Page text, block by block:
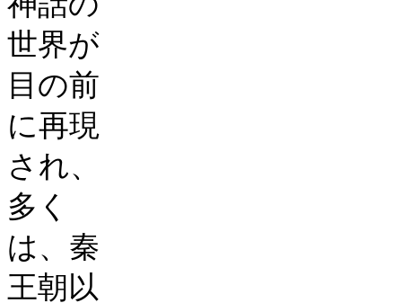
世界が
目の前
に再現
され、
多く
は、秦
王朝以